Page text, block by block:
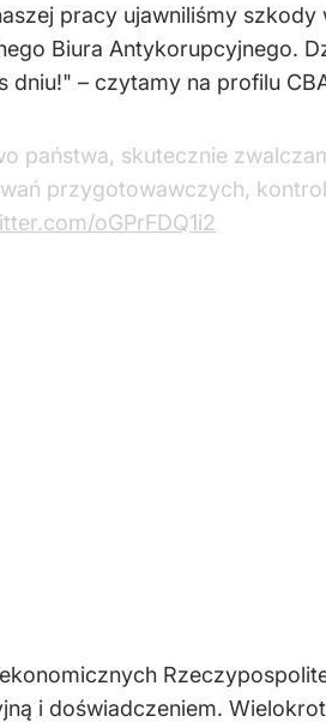
pracy ujawniliśmy
Biura Antykorupcyjnego.
– czytamy na profilu
państwa, skutecznie
przygotowawczych,
oGPrFDQ1i2
i doświadczeniem.